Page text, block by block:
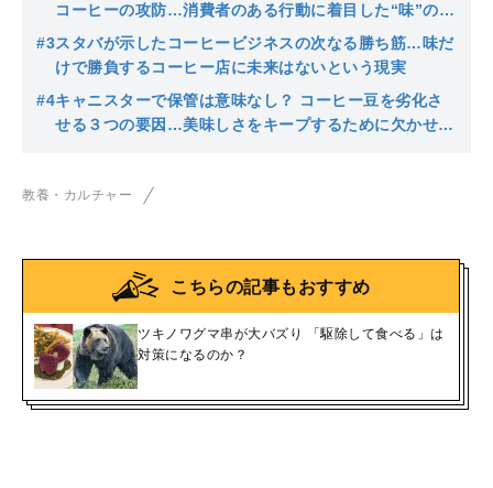
コーヒーの攻防…消費者のある行動に着目した“味”の工
夫とは
#3スタバが示したコーヒービジネスの次なる勝ち筋…味だ
けで勝負するコーヒー店に未来はないという現実
#4キャニスターで保管は意味なし？ コーヒー豆を劣化さ
せる３つの要因…美味しさをキープするために欠かせな
教養・カルチャー
こちらの記事もおすすめ
ツキノワグマ串が大バズり 「駆除して食べる」は
対策になるのか？